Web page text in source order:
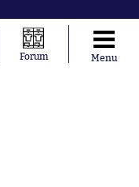
Forum Menu